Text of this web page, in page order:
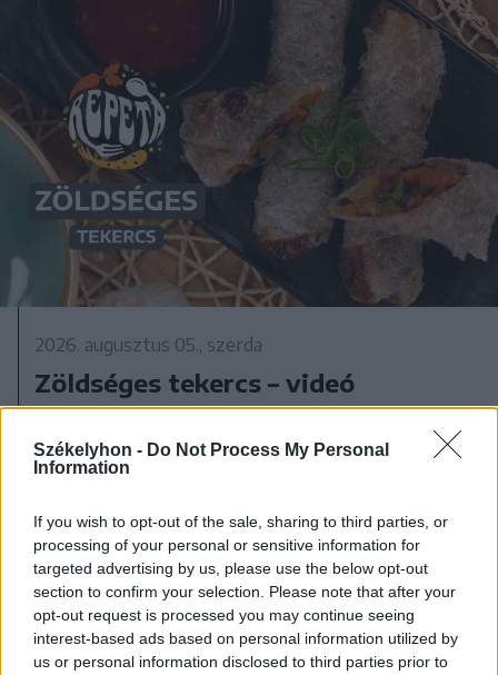
Székelyhon - Do Not Process My Personal
Information
If you wish to opt-out of the sale, sharing to third parties, or
processing of your personal or sensitive information for
targeted advertising by us, please use the below opt-out
section to confirm your selection. Please note that after your
opt-out request is processed you may continue seeing
interest-based ads based on personal information utilized by
us or personal information disclosed to third parties prior to
2026. augusztus 05., szerda
Zöldséges tekercs – videó